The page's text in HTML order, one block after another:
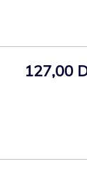
127,00